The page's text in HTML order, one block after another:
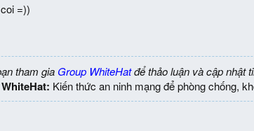
=))
tham gia Group WhiteHatđể thảo luận và cập nhật
Kiến thức an ninh mạng để phòng chống,